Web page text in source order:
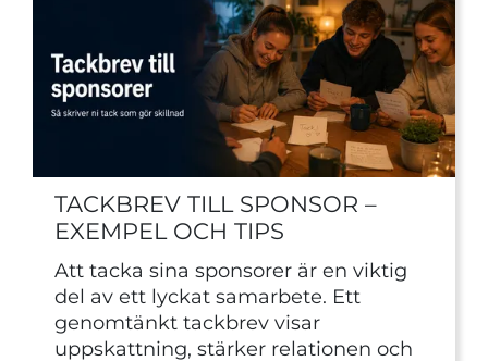
TACKBREV TILL SPONSOR –
EXEMPEL OCH TIPS
Att tacka sina sponsorer är en viktig
del av ett lyckat samarbete. Ett
genomtänkt tackbrev visar
uppskattning, stärker relationen och